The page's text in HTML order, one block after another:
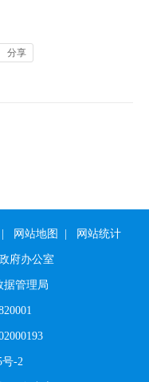
分享
网站地图 网站统计
府办公室
据管理局
号-2